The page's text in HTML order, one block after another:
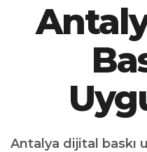
Antalya dijital baskı